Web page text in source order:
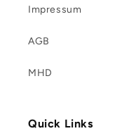
Impressum
AGB
MHD
Quick Links